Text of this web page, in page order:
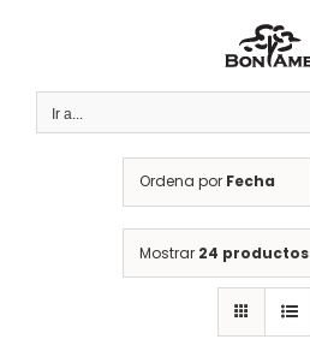
Ir a...
Ordena por Fecha
Mostrar 24 productos